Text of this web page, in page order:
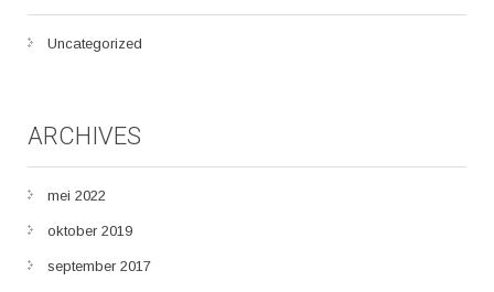
Uncategorized
ARCHIVES
mei 2022
oktober 2019
september 2017